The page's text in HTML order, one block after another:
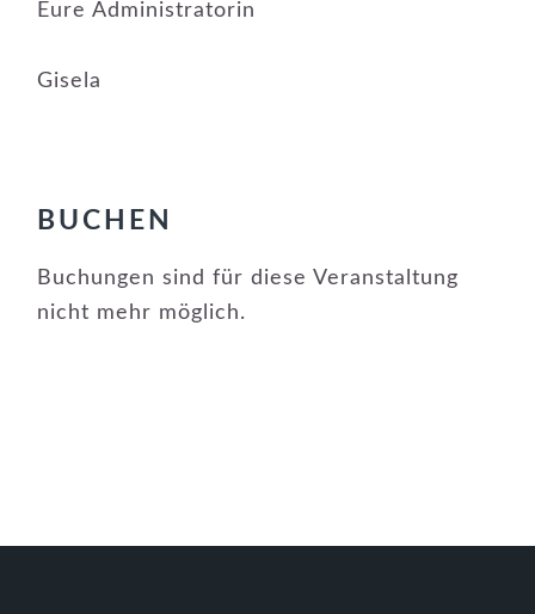
Eure Administratorin
Gisela
BUCHEN
Buchungen sind für diese Veranstaltung
nicht mehr möglich.